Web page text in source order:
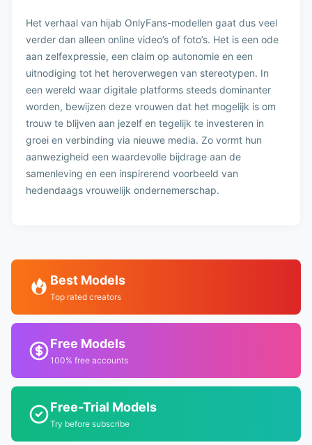
Het verhaal van hijab OnlyFans-modellen gaat dus veel
verder dan alleen online video’s of foto’s. Het is een ode
aan zelfexpressie, een claim op autonomie en een
uitnodiging tot het heroverwegen van stereotypen. In
een wereld waar digitale platforms steeds dominanter
worden, bewijzen deze vrouwen dat het mogelijk is om
trouw te blijven aan jezelf en tegelijk te investeren in
groei en verbinding via nieuwe media. Zo vormt hun
aanwezigheid een waardevolle bijdrage aan de
samenleving en een inspirerend voorbeeld van
hedendaags vrouwelijk ondernemerschap.
Best Models
Top rated creators
Free Models
100% free accounts
Free-Trial Models
Try before subscribe